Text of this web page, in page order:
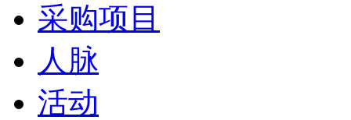
采购项目
人脉
活动